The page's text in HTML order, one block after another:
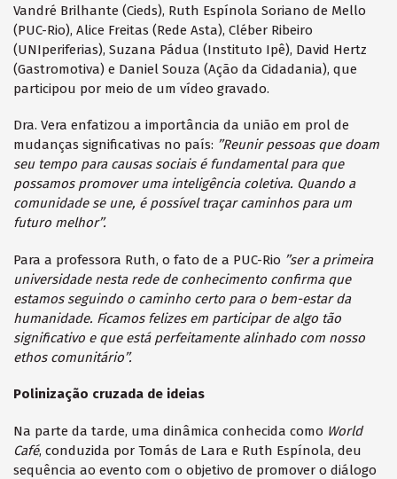
Vandré Brilhante (Cieds), Ruth Espínola Soriano de Mello
(PUC-Rio), Alice Freitas (Rede Asta), Cléber Ribeiro
(UNIperiferias), Suzana Pádua (Instituto Ipê), David Hertz
(Gastromotiva) e Daniel Souza (Ação da Cidadania), que
participou por meio de um vídeo gravado.
Dra. Vera enfatizou a importância da união em prol de
mudanças significativas no país: ’’Reunir pessoas que doam
seu tempo para causas sociais é fundamental para que
possamos promover uma inteligência coletiva. Quando a
comunidade se une, é possível traçar caminhos para um
futuro melhor’’.
Para a professora Ruth, o fato de a PUC-Rio ’’ser a primeira
universidade nesta rede de conhecimento confirma que
estamos seguindo o caminho certo para o bem-estar da
humanidade. Ficamos felizes em participar de algo tão
significativo e que está perfeitamente alinhado com nosso
ethos comunitário’’.
Polinização cruzada de ideias
Na parte da tarde, uma dinâmica conhecida como World
Café, conduzida por Tomás de Lara e Ruth Espínola, deu
sequência ao evento com o objetivo de promover o diálogo